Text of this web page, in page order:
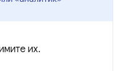
их.